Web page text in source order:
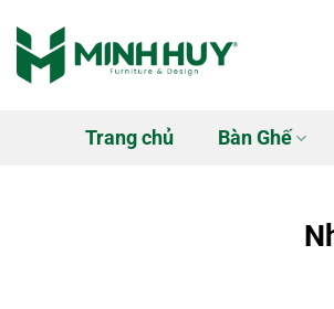
qua
nội
Trang chủ Bàn Ghế